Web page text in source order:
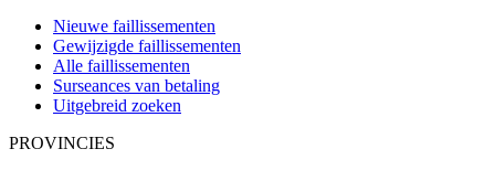
Nieuwe faillissementen
Gewijzigde faillissementen
Alle faillissementen
Surseances van betaling
Uitgebreid zoeken
PROVINCIES